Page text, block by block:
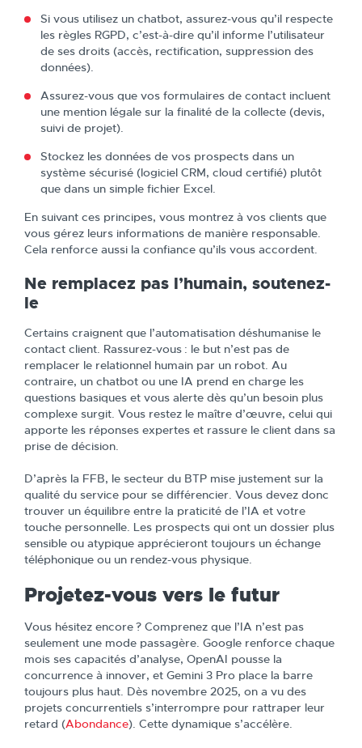
Si vous utilisez un chatbot, assurez-vous qu’il respecte
les règles RGPD, c’est-à-dire qu’il informe l’utilisateur
de ses droits (accès, rectification, suppression des
données).
Assurez-vous que vos formulaires de contact incluent
une mention légale sur la finalité de la collecte (devis,
suivi de projet).
Stockez les données de vos prospects dans un
système sécurisé (logiciel CRM, cloud certifié) plutôt
que dans un simple fichier Excel.
En suivant ces principes, vous montrez à vos clients que
vous gérez leurs informations de manière responsable.
Cela renforce aussi la confiance qu’ils vous accordent.
Ne remplacez pas l’humain, soutenez-
le
Certains craignent que l’automatisation déshumanise le
contact client. Rassurez-vous : le but n’est pas de
remplacer le relationnel humain par un robot. Au
contraire, un chatbot ou une IA prend en charge les
questions basiques et vous alerte dès qu’un besoin plus
complexe surgit. Vous restez le maître d’œuvre, celui qui
apporte les réponses expertes et rassure le client dans sa
prise de décision.
D’après la FFB, le secteur du BTP mise justement sur la
qualité du service pour se différencier. Vous devez donc
trouver un équilibre entre la praticité de l’IA et votre
touche personnelle. Les prospects qui ont un dossier plus
sensible ou atypique apprécieront toujours un échange
téléphonique ou un rendez-vous physique.
Projetez-vous vers le futur
Vous hésitez encore ? Comprenez que l’IA n’est pas
seulement une mode passagère. Google renforce chaque
mois ses capacités d’analyse, OpenAI pousse la
concurrence à innover, et Gemini 3 Pro place la barre
toujours plus haut. Dès novembre 2025, on a vu des
projets concurrentiels s’interrompre pour rattraper leur
retard (Abondance). Cette dynamique s’accélère.